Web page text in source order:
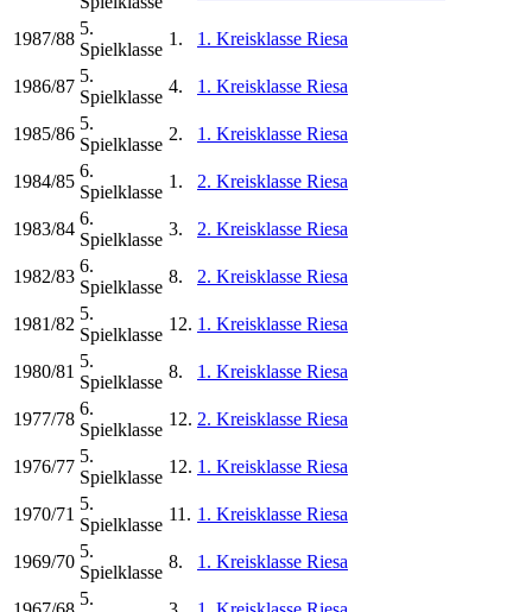
1987/88
5.
Spielklasse
1. 1. Kreisklasse Riesa
1986/87
5.
Spielklasse
4. 1. Kreisklasse Riesa
1985/86
5.
Spielklasse
2. 1. Kreisklasse Riesa
1984/85
6.
Spielklasse
1. 2. Kreisklasse Riesa
1983/84
6.
Spielklasse
3. 2. Kreisklasse Riesa
1982/83
6.
Spielklasse
8. 2. Kreisklasse Riesa
1981/82
5.
Spielklasse
12. 1. Kreisklasse Riesa
1980/81
5.
Spielklasse
8. 1. Kreisklasse Riesa
1977/78
6.
Spielklasse
12. 2. Kreisklasse Riesa
1976/77
5.
Spielklasse
12. 1. Kreisklasse Riesa
1970/71
5.
Spielklasse
11. 1. Kreisklasse Riesa
1969/70
5.
Spielklasse
8. 1. Kreisklasse Riesa
5.